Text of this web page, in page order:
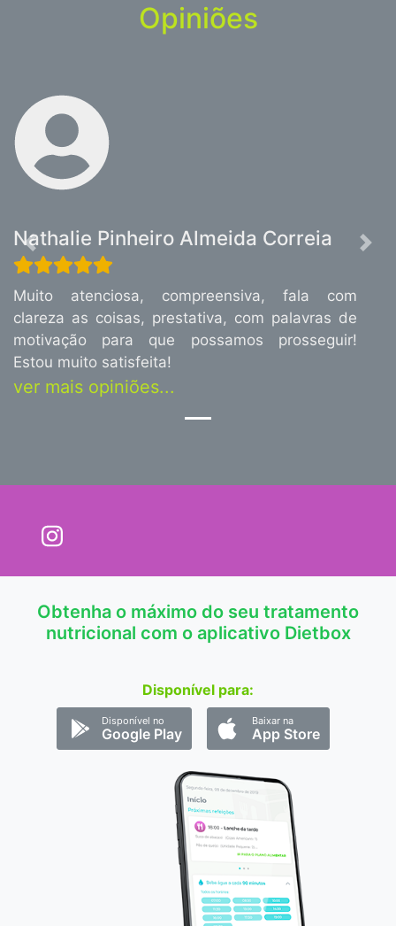
Opiniões
Nathalie Pinheiro Almeida Correia
Muito atenciosa, compreensiva, fala com
clareza as coisas, prestativa, com palavras de
motivação para que possamos prosseguir!
Estou muito satisfeita!
ver mais opiniões...
Previous Next
Obtenha o máximo do seu tratamento
nutricional com o aplicativo Dietbox
Disponível para:
Disponível no
Google Play
Baixar na
App Store